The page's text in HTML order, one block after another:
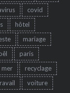
covid
hôtel
mariage
paris
mer
recyclage
voiture